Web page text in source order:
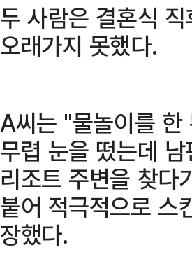
두 사람은 결혼식
오래가지 못했다.
A씨는 "물놀이를 한
무렵 눈을 떴는데
리조트 주변을 찾다
붙어 적극적으로 스
장했다.